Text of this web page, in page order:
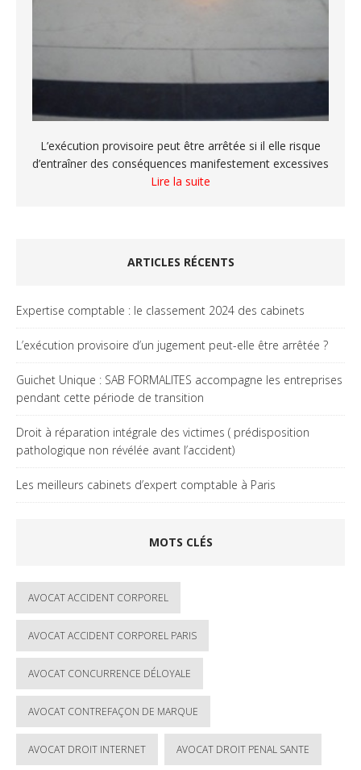
L’exécution provisoire peut être arrêtée si il elle risque
d’entraîner des conséquences manifestement excessives
Lire la suite
ARTICLES RÉCENTS
Expertise comptable : le classement 2024 des cabinets
L’exécution provisoire d’un jugement peut-elle être arrêtée ?
Guichet Unique : SAB FORMALITES accompagne les entreprises
pendant cette période de transition
Droit à réparation intégrale des victimes ( prédisposition
pathologique non révélée avant l’accident)
Les meilleurs cabinets d’expert comptable à Paris
MOTS CLÉS
AVOCAT ACCIDENT CORPOREL
AVOCAT ACCIDENT CORPOREL PARIS
AVOCAT CONCURRENCE DÉLOYALE
AVOCAT CONTREFAÇON DE MARQUE
AVOCAT DROIT INTERNET AVOCAT DROIT PENAL SANTE